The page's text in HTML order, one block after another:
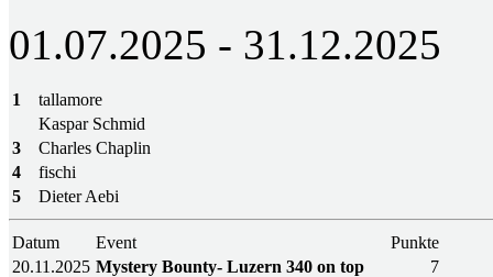
01.07.2025 - 31.12.2025
1
tallamore
Kaspar Schmid
3
Charles Chaplin
4
fischi
5
Dieter Aebi
Datum Event
Punkte
20.11.2025 Mystery Bounty- Luzern 340 on top
7